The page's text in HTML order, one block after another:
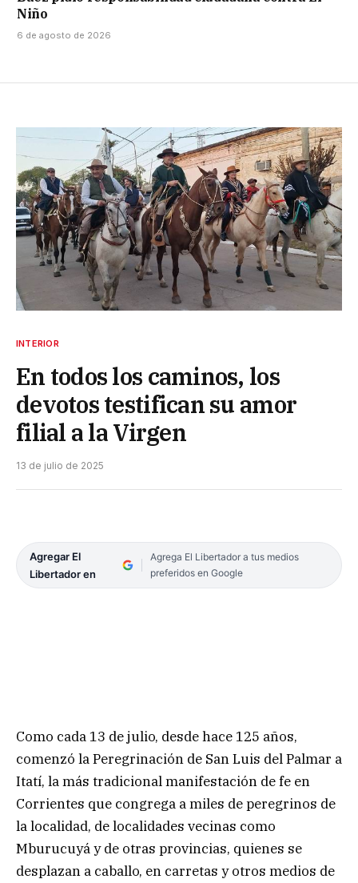
Niño
6 de agosto de 2026
INTERIOR
En todos los caminos, los
devotos testifican su amor
filial a la Virgen
13 de julio de 2025
Agregar El
Libertador en
Agrega El Libertador a tus medios
preferidos en Google
Como cada 13 de julio, desde hace 125 años,
comenzó la Peregrinación de San Luis del Palmar a
Itatí, la más tradicional manifestación de fe en
Corrientes que congrega a miles de peregrinos de
la localidad, de localidades vecinas como
Mburucuyá y de otras provincias, quienes se
desplazan a caballo, en carretas y otros medios de